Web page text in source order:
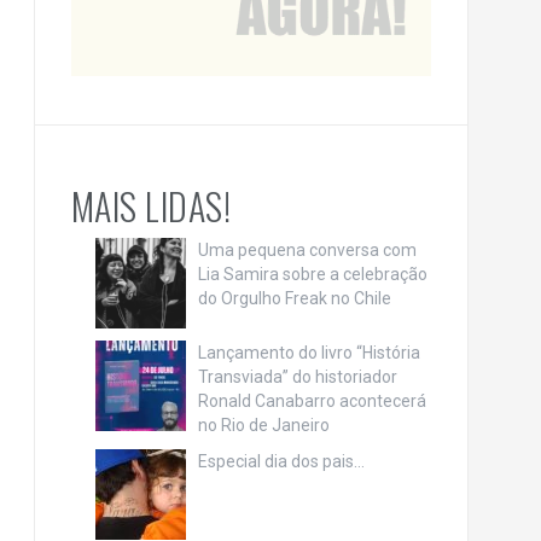
MAIS LIDAS!
Uma pequena conversa com
Lia Samira sobre a celebração
do Orgulho Freak no Chile
Lançamento do livro “História
Transviada” do historiador
Ronald Canabarro acontecerá
no Rio de Janeiro
Especial dia dos pais…